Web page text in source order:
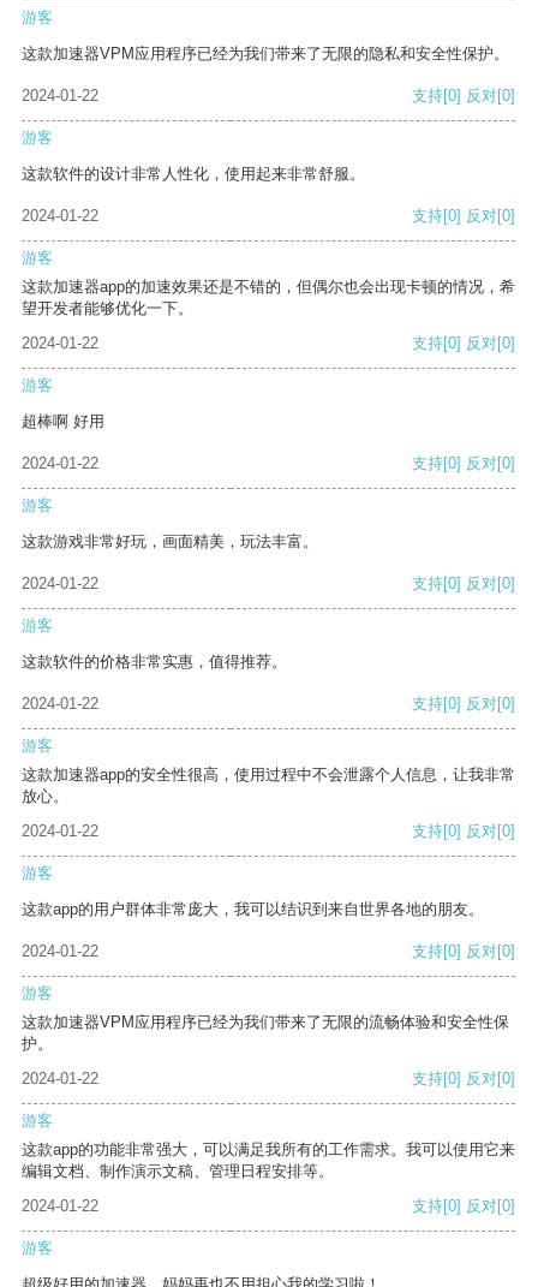
游客
这款加速器VPM应用程序已经为我们带来了无限的隐私和安全性保护。
2024-01-22 支持[0] 反对[0]
游客
这款软件的设计非常人性化，使用起来非常舒服。
2024-01-22 支持[0] 反对[0]
游客
这款加速器app的加速效果还是不错的，但偶尔也会出现卡顿的情况，希
望开发者能够优化一下。
2024-01-22
支持[0] 反对[0]
游客
超棒啊 好用
2024-01-22 支持[0] 反对[0]
游客
这款游戏非常好玩，画面精美，玩法丰富。
2024-01-22 支持[0] 反对[0]
游客
这款软件的价格非常实惠，值得推荐。
2024-01-22 支持[0] 反对[0]
游客
这款加速器app的安全性很高，使用过程中不会泄露个人信息，让我非常
放心。
2024-01-22
支持[0] 反对[0]
游客
这款app的用户群体非常庞大，我可以结识到来自世界各地的朋友。
2024-01-22 支持[0] 反对[0]
游客
这款加速器VPM应用程序已经为我们带来了无限的流畅体验和安全性保
护。
2024-01-22
支持[0] 反对[0]
游客
这款app的功能非常强大，可以满足我所有的工作需求。我可以使用它来
编辑文档、制作演示文稿、管理日程安排等。
2024-01-22
支持[0] 反对[0]
游客